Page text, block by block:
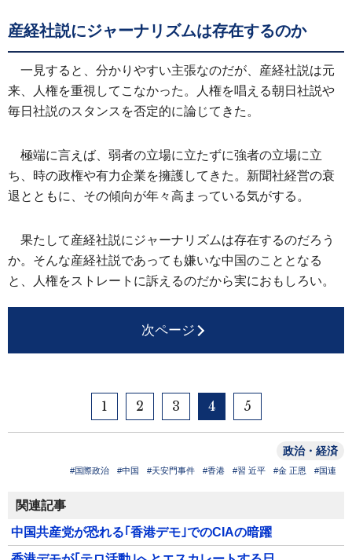
産経社説にジャーナリズムは存在するのか
一見すると、分かりやすい主張なのだが、産経社説は元
来、人権を重視してこなかった。人権を唱える朝日社説や
毎日社説のスタンスを否定的に論じてきた。
極端に言えば、弱者の立場に立たずに強者の立場に立
ち、時の政権や有力企業を擁護してきた。新聞社経営の衰
退とともに、その傾向が年々高まっている気がする。
果たして産経社説にジャーナリズムは存在するのだろう
か。そんな産経社説であっても嫌いな中国のこととなる
と、人権をストレートに訴えるのだから実におもしろい。
次ページ
1 2 3 4 5
政治・経済
#国際政治 #中国 #天安門事件 #香港 #習 近平 #金 正恩 #国連
関連記事
中国共産党が恐れる｢香港デモ｣でのCIAの暗躍